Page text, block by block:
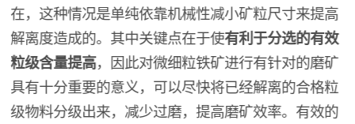
在，这种情况是单纯依靠机械性减小矿粒尺寸来提高
解离度造成的。其中关键点在于使有利于分选的有效
粒级含量提高，因此对微细粒铁矿进行有针对的磨矿
具有十分重要的意义，可以尽快将已经解离的合格粒
级物料分级出来，减少过磨，提高磨矿效率。有效的